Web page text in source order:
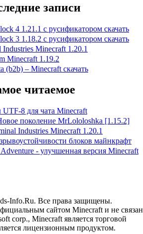
записи
4 1.21.1 с русификатором скачать
3 1.18.2 с русификатором скачать
Minecraft 1.20.1
Minecraft 1.19.2
(b2b) – Minecraft скачать
читаемое
8 для чата Minecraft
поколение MrLololoshka [1.15.2]
Industries Minecraft 1.20.1
блоков майнкрафт
- улучшенная версия Minecraft
Info.Ru. Все права защищены.
сайтом Minecraft и не связан
corp., Minecraft является торговой
лицензионным продуктом.